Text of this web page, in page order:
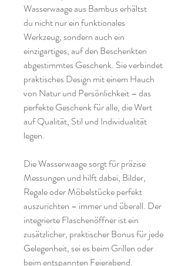
Wasserwaage aus Bambus erhältst
du nicht nur ein funktionales
Werkzeug, sondern auch ein
einzigartiges, auf den Beschenkten
abgestimmtes Geschenk. Sie verbindet
praktisches Design mit einem Hauch
von Natur und Persönlichkeit – das
perfekte Geschenk für alle, die Wert
auf Qualität, Stil und Individualität
legen.
Die Wasserwaage sorgt für präzise
Messungen und hilft dabei, Bilder,
Regale oder Möbelstücke perfekt
auszurichten – immer und überall. Der
integrierte Flaschenöffner ist ein
zusätzlicher, praktischer Bonus für jede
Gelegenheit, sei es beim Grillen oder
beim entspannten Feierabend.